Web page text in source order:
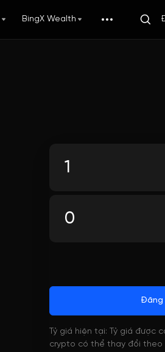
BingX Wealth
Đăng
Tỷ giá hiện tại: Tỷ giá được
crypto có thể thay đổi theo